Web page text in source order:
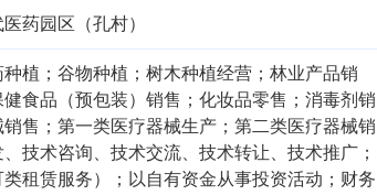
药园区（孔村）
植；谷物种植；树木种植经营；林业产品销
食品（预包装）销售；化妆品零售；消毒剂销
售；第一类医疗器械生产；第二类医疗器械销
技术咨询、技术交流、技术转让、技术推广；
租赁服务）；以自有资金从事投资活动；财务